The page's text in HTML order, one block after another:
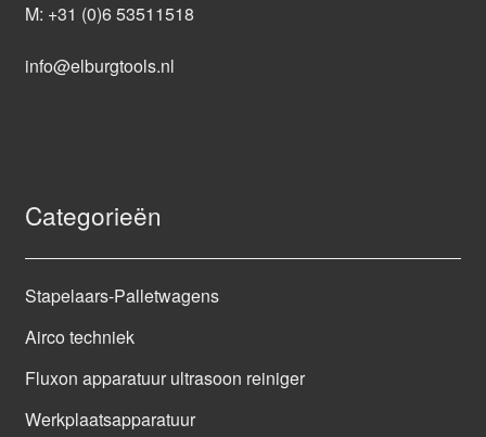
M: +31 (0)6 53511518
info@elburgtools.nl
Categorieën
Stapelaars-Palletwagens
Airco techniek
Fluxon apparatuur ultrasoon reiniger
Werkplaatsapparatuur